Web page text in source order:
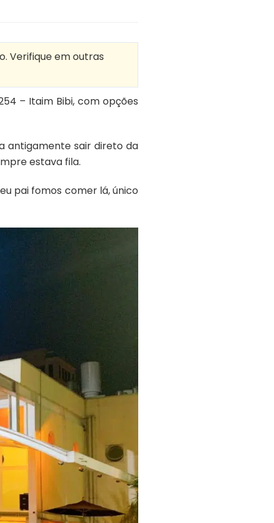
Verifique em outras
– Itaim Bibi, com opções
antigamente sair direto da
estava fila.
pai fomos comer lá, único